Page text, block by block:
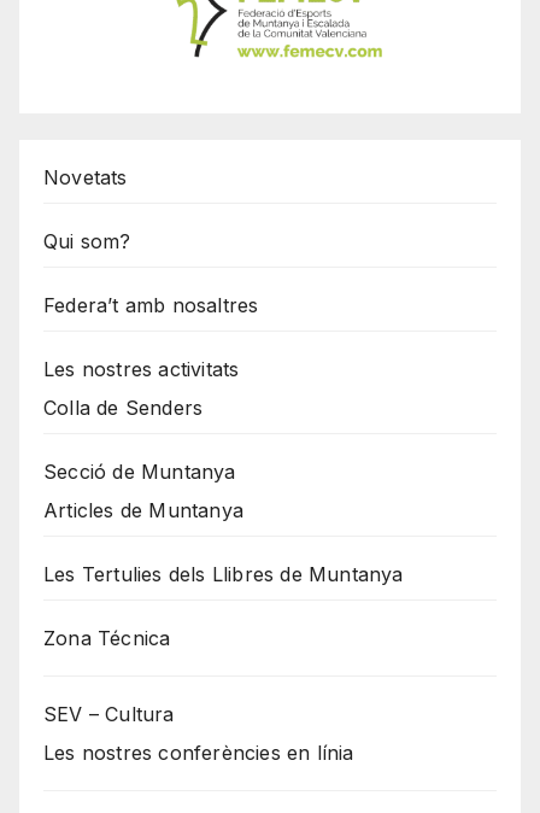
Novetats
Qui som?
Federa’t amb nosaltres
Les nostres activitats
Colla de Senders
Secció de Muntanya
Articles de Muntanya
Les Tertulies dels Llibres de Muntanya
Zona Técnica
SEV – Cultura
Les nostres conferències en línia